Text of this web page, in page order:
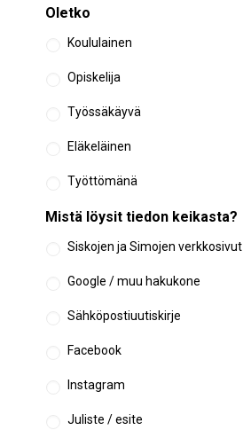
Oletko
Koululainen
Opiskelija
Työssäkäyvä
Eläkeläinen
Työttömänä
Mistä löysit tiedon keikasta?
Siskojen ja Simojen verkkosivut
Google / muu hakukone
Sähköpostiuutiskirje
Facebook
Instagram
Juliste / esite